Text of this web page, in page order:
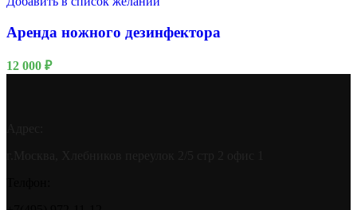
Аренда ножного дезинфектора
12 000 ₽